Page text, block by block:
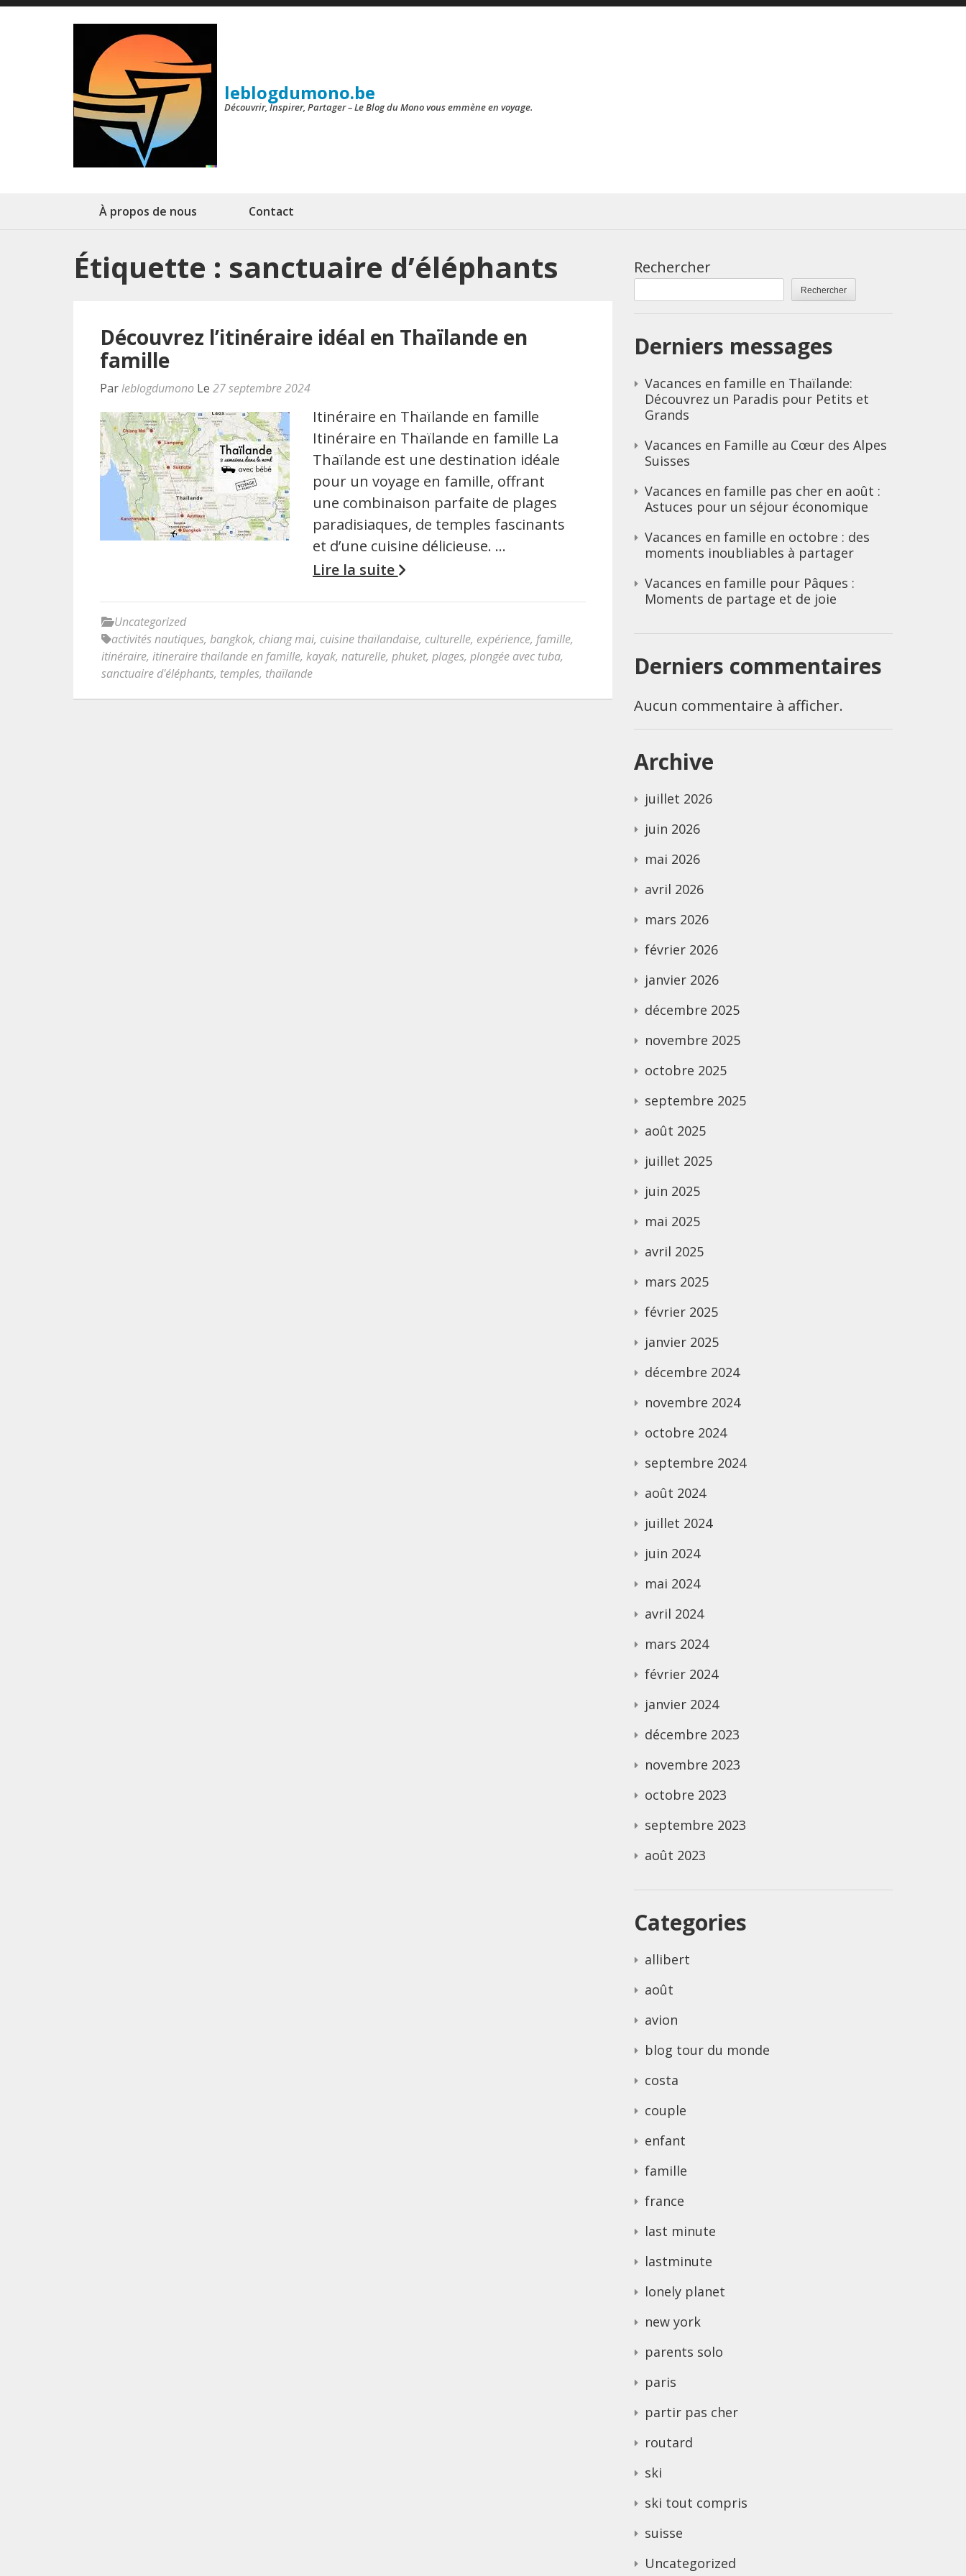
Aller
leblogdumono.be
Découvrir, Inspirer, Partager – Le Blog du Mono vous emmène en voyage.
À propos de nous Contact
Étiquette : sanctuaire d’éléphants
Découvrez l’itinéraire idéal en Thaïlande en
famille
Parleblogdumono Le 27 septembre 2024
Itinéraire en Thaïlande en famille
Itinéraire en Thaïlande en famille La
Thaïlande est une destination idéale
pour un voyage en famille, offrant
une combinaison parfaite de plages
paradisiaques, de temples fascinants
et d’une cuisine délicieuse. …
Lire la suite
Uncategorized
activités nautiques, bangkok, chiang mai, cuisine thaïlandaise, culturelle, expérience, famille,
itinéraire, itineraire thailande en famille, kayak, naturelle, phuket, plages, plongée avec tuba,
sanctuaire d'éléphants, temples, thaïlande
Rechercher
Rechercher
Derniers messages
Vacances en famille en Thaïlande:
Découvrez un Paradis pour Petits et
Grands
Vacances en Famille au Cœur des Alpes
Suisses
Vacances en famille pas cher en août :
Astuces pour un séjour économique
Vacances en famille en octobre : des
moments inoubliables à partager
Vacances en famille pour Pâques :
Moments de partage et de joie
Derniers commentaires
Aucun commentaire à afficher.
Archive
juillet 2026
juin 2026
mai 2026
avril 2026
mars 2026
février 2026
janvier 2026
décembre 2025
novembre 2025
octobre 2025
septembre 2025
août 2025
juillet 2025
juin 2025
mai 2025
avril 2025
mars 2025
février 2025
janvier 2025
décembre 2024
novembre 2024
octobre 2024
septembre 2024
août 2024
juillet 2024
juin 2024
mai 2024
avril 2024
mars 2024
février 2024
janvier 2024
décembre 2023
novembre 2023
octobre 2023
septembre 2023
août 2023
Categories
allibert
août
avion
blog tour du monde
costa
couple
enfant
famille
france
last minute
lastminute
lonely planet
new york
parents solo
paris
partir pas cher
routard
ski
ski tout compris
suisse
Uncategorized